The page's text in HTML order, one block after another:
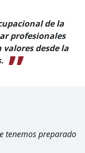
de la
profesionales
desde la
tenemos preparado